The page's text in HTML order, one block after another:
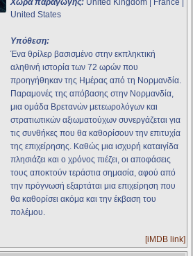
Χώρα παραγωγής: United Kingdom | France |
United States
Υπόθεση:
Ένα θρίλερ βασισμένο στην εκπληκτική
αληθινή ιστορία των 72 ωρών που
προηγήθηκαν της Ημέρας από τη Νορμανδία.
Παραμονές της απόβασης στην Νορμανδία,
μια ομάδα Βρετανών μετεωρολόγων και
στρατιωτικών αξιωματούχων συνεργάζεται για
τις συνθήκες που θα καθορίσουν την επιτυχία
της επιχείρησης. Καθώς μια ισχυρή καταιγίδα
πλησιάζει και ο χρόνος πιέζει, οι αποφάσεις
τους αποκτούν τεράστια σημασία, αφού από
την πρόγνωσή εξαρτάται μια επιχείρηση που
θα καθορίσει ακόμα και την έκβαση του
πολέμου.
[iMDB link]